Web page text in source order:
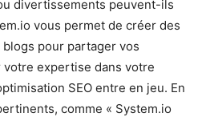
divertissements peuvent-ils
vous permet de créer des
pour partager vos
expertise dans votre
SEO entre en jeu. En
comme « System.io